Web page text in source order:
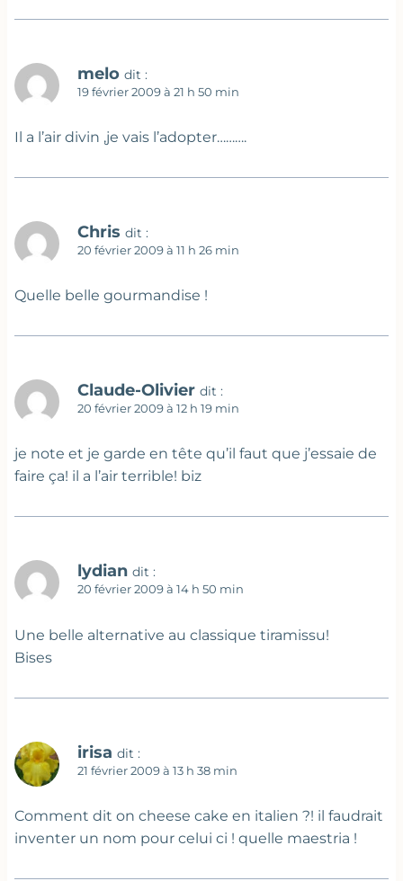
melo dit :
19 février 2009 à 21 h 50 min
Il a l’air divin ,je vais l’adopter……….
Chris dit :
20 février 2009 à 11 h 26 min
Quelle belle gourmandise !
Claude-Olivier dit :
20 février 2009 à 12 h 19 min
je note et je garde en tête qu’il faut que j’essaie de
faire ça! il a l’air terrible! biz
lydian dit :
20 février 2009 à 14 h 50 min
Une belle alternative au classique tiramissu!
Bises
irisa dit :
21 février 2009 à 13 h 38 min
Comment dit on cheese cake en italien ?! il faudrait
inventer un nom pour celui ci ! quelle maestria !